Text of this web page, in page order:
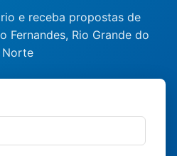
e receba propostas de
Fernandes, Rio Grande do
Norte